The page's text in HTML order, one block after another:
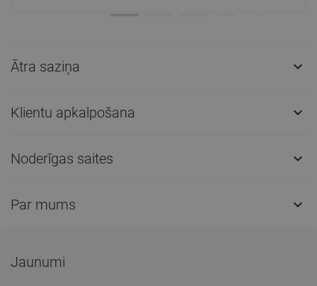
Ātra saziņa 
Klientu apkalpošana 
Noderīgas saites 
Par mums 
Jaunumi